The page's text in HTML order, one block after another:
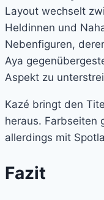
Layout wechselt
Heldinnen und
Nebenfiguren,
Aya
Aspekt zu
Kazé bringt den
heraus. Farbseiten
allerdings mit
Fazit